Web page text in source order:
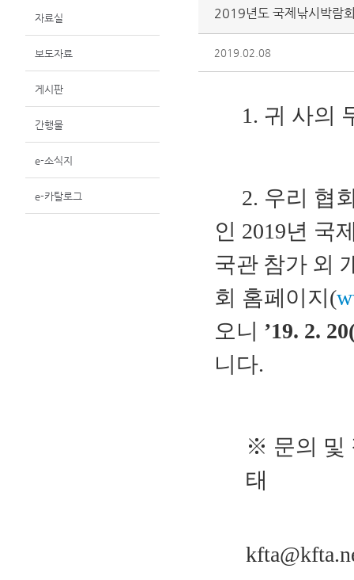
자료실
보도자료
게시판
간행물
e-소식지
e-카탈로그
2019년도 국제낚시박람
2019.02.08
1. 귀 사의
2. 우리 협
인 2019년 국
국관 참가 외
회 홈페이지 (
오니 ’19. 2.
니다.
※ 문의 및
태